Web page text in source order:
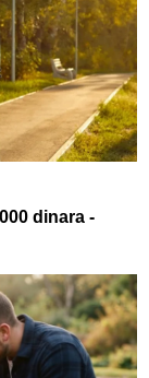
dinara -